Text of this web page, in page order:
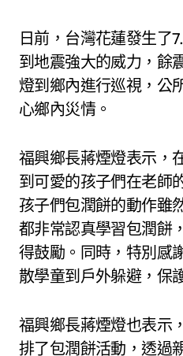
日前，台灣花蓮發生了
到地震強大的威力，餘
燈到鄉內進行巡視，公
心鄉內災情。
福興鄉長蔣煙燈表示，
到可愛的孩子們在老師
孩子們包潤餅的動作雖
都非常認真學習包潤餅
得鼓勵。同時，特別感
散學童到戶外躲避，保
福興鄉長蔣煙燈也表示
排了包潤餅活動，透過